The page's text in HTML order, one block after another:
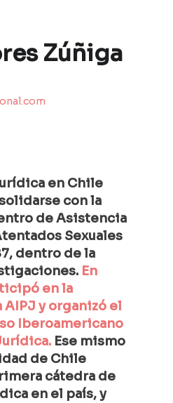
Zúñiga
en Chile
con la
de Asistencia
Sexuales
dentro de la
En
en la
y organizó el
Iberoamericano
Ese mismo
de Chile
cátedra de
en el país, y